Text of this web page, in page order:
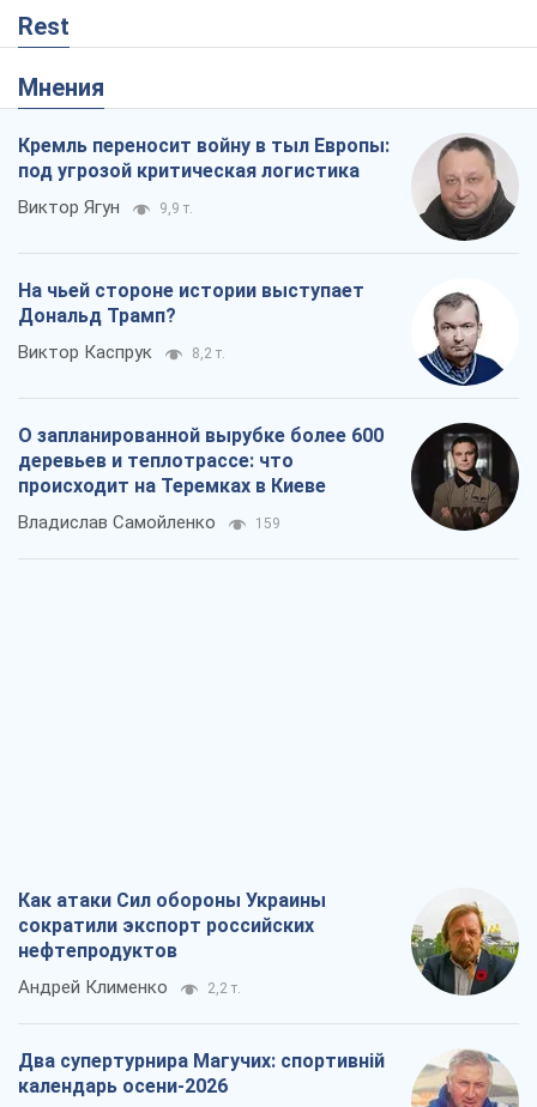
Rest
Мнения
Кремль переносит войну в тыл Европы:
под угрозой критическая логистика
Виктор Ягун 9,9 т.
На чьей стороне истории выступает
Дональд Трамп?
Виктор Каспрук 8,2 т.
О запланированной вырубке более 600
деревьев и теплотрассе: что
происходит на Теремках в Киеве
Владислав Самойленко 159
Как атаки Сил обороны Украины
сократили экспорт российских
нефтепродуктов
Андрей Клименко 2,2 т.
Два супертурнира Магучих: спортивній
календарь осени-2026